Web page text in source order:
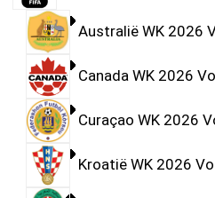
Australië WK 2026
Canada WK 2026
Curaçao WK 2026
Kroatië WK 2026